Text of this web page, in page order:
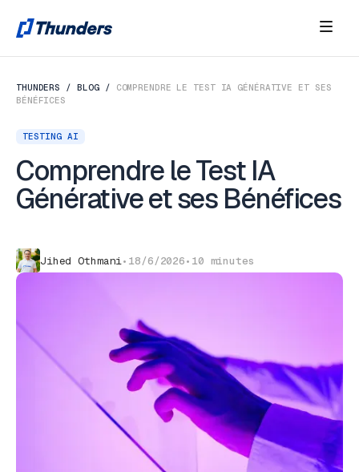
THUNDERS /BLOG/ COMPRENDRE LE TEST IA GÉNÉRATIVE ET SES
BÉNÉFICES
TESTING AI
Comprendre le Test IA
Générative et ses Bénéfices
Jihed Othmani• 18/6/2026• 10 minutes